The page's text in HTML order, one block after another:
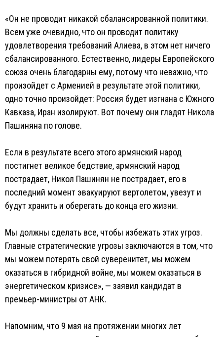
«Он не проводит никакой сбалансированной политики.
Всем уже очевидно, что он проводит политику
удовлетворения требований Алиева, в этом нет ничего
сбалансированного. Естественно, лидеры Европейского
союза очень благодарны ему, потому что неважно, что
произойдет с Арменией в результате этой политики,
одно точно произойдет: Россия будет изгнана с Южного
Кавказа, Иран изолируют. Вот почему они гладят Никола
Пашиняна по голове.
Если в результате всего этого армянский народ
постигнет великое бедствие, армянский народ
пострадает, Никол Пашинян не пострадает, его в
последний момент эвакуируют вертолетом, увезут и
будут хранить и оберегать до конца его жизни.
Мы должны сделать все, чтобы избежать этих угроз.
Главные стратегические угрозы заключаются в том, что
мы можем потерять свой суверенитет, мы можем
оказаться в гибридной войне, мы можем оказаться в
энергетическом кризисе», — заявил кандидат в
премьер-министры от АНК.
Напомним, что 9 мая на протяжении многих лет